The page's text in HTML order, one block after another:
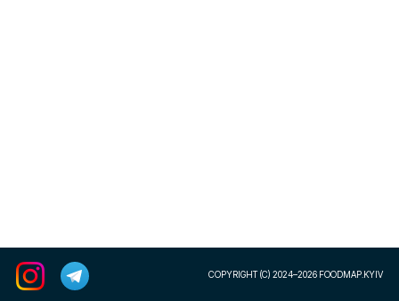
COPYRIGHT (C) 2024–2026 FOODMAP.KYIV